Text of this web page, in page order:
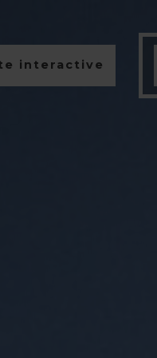
interactive